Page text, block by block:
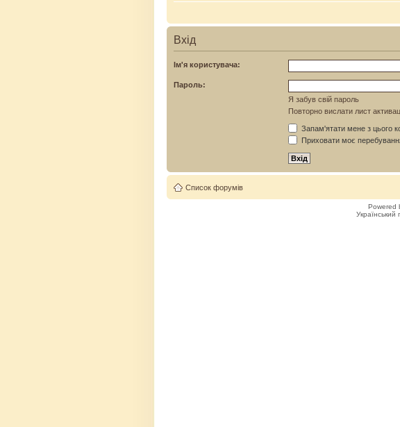
Вхід
Ім'я користувача:
Пароль:
Я забув свій пароль
Повторно вислати лист
Запам'ятати мене з цього
Приховати моє
Список форумів
Powered